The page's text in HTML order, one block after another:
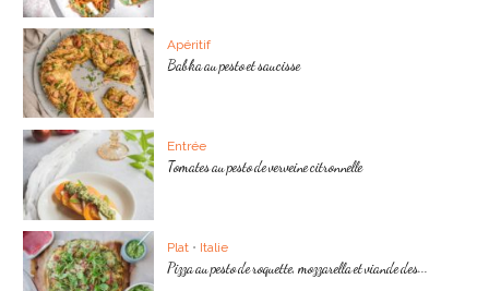
Apéritif
Babka au pesto et saucisse
Entrée
Tomates au pesto de verveine citronnelle
Plat • Italie
Pizza au pesto de roquette, mozzarella et viande des...